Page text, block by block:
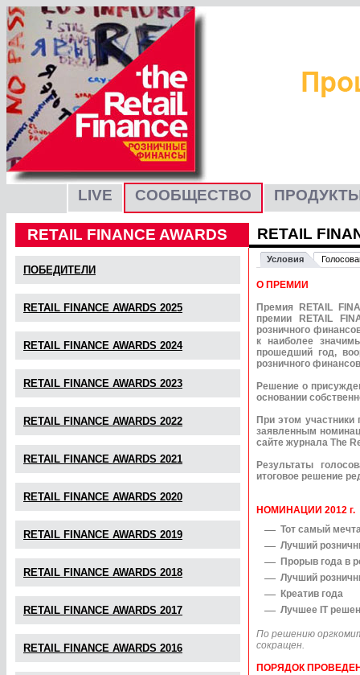
LIVE СООБЩЕСТВО
RETAIL FINANCE AWARDS RETAIL
Условия
О ПРЕМИИ
Премия RETAIL
премии
RETAIL
розничного
к наиболее
прошедший год,
розничного
Решение о
основании
При этом участники
заявленным
сайте журнала The
Результаты
итоговое решение
НОМИНАЦИИ 2012 г.
Тот самый
Лучший
Прорыв года в
Лучший
Креатив года
Лучшее IT
По решению
сокращен.
ПОРЯДОК
ПОБЕДИТЕЛИ
RETAIL FINANCE AWARDS 2025
RETAIL FINANCE AWARDS 2024
RETAIL FINANCE AWARDS 2023
RETAIL FINANCE AWARDS 2022
RETAIL FINANCE AWARDS 2021
RETAIL FINANCE AWARDS 2020
RETAIL FINANCE AWARDS 2019
RETAIL FINANCE AWARDS 2018
RETAIL FINANCE AWARDS 2017
RETAIL FINANCE AWARDS 2016